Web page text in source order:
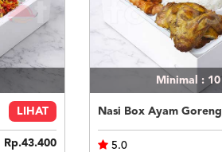
LIHAT
Rp.43.400
Minimal : 10
Nasi Box Ayam Goreng
5.0